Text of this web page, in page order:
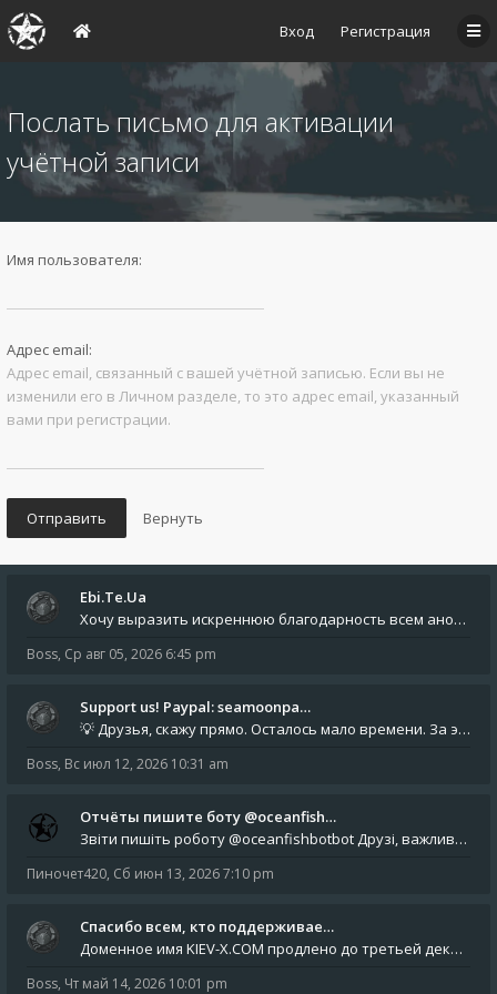
Вход Регистрация
Послать письмо для активации
учётной записи
Имя пользователя:
Адрес email:
Адрес email, связанный с вашей учётной записью. Если вы не
изменили его в Личном разделе, то это адрес email, указанный
вами при регистрации.
Ebi.Te.Ua
Хочу выразить искреннюю благодарность всем анонимным пользователям, которые поддержали наше сообщество финансово. Благод
Boss, Ср авг 05, 2026 6:45 pm
Support us! Paypal: seamoonpa…
💡 Друзья, скажу прямо. Осталось мало времени. За это время нам нужно закрыть последние обязательные расходы: около 500
Boss, Вс июл 12, 2026 10:31 am
Отчёты пишите боту @oceanfish…
Звіти пишіть роботу @oceanfishbotbot Друзі, важливе повідомлення для учасників форума. Основне звернення опублікован
Пиночет420, Сб июн 13, 2026 7:10 pm
Спасибо всем, кто поддерживае…
Доменное имя KIEV-X.COM продлено до третьей декады августа 2027 года! Спасибо всем анонимным пользователям, которые по
Boss, Чт май 14, 2026 10:01 pm